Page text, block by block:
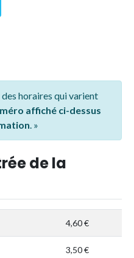
horaires qui varient
affiché ci-dessus
. »
de la
4,60 €
3,50 €